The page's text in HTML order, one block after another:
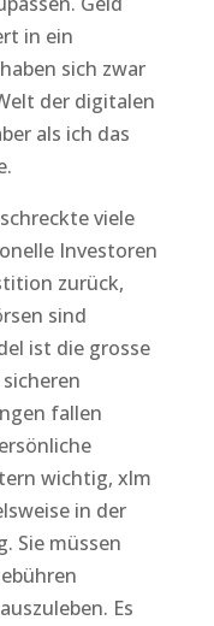
in ein
sich zwar
der digitalen
als ich das
viele
Investoren
zurück,
sind
ist die grosse
fallen
wichtig, xlm
in der
Sie müssen
Es